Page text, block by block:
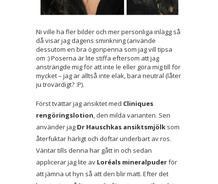
Ni ville ha fler bilder och mer personliga inlägg så
då visar jag dagens sminkning (använde
dessutom en bra ögonpenna som jag vill tipsa
om :) Poserna är lite stiffa eftersom att jag
ansträngde mig för att inte le eller göra mig till för
mycket – jag är alltså inte elak, bara neutral (låter
ju trovärdigt? :P).
Först tvättar jag ansiktet med Cliniques
rengöringslotion , den milda varianten. Sen
använder jag Dr Hauschkas ansiktsmjölk som
återfuktar härligt och doftar underbart av ros.
Väntar tills denna har gått in och sedan
applicerar jag lite av Loréals mineralpuderför
att jämna ut hyn så att den blir matt. Efter det